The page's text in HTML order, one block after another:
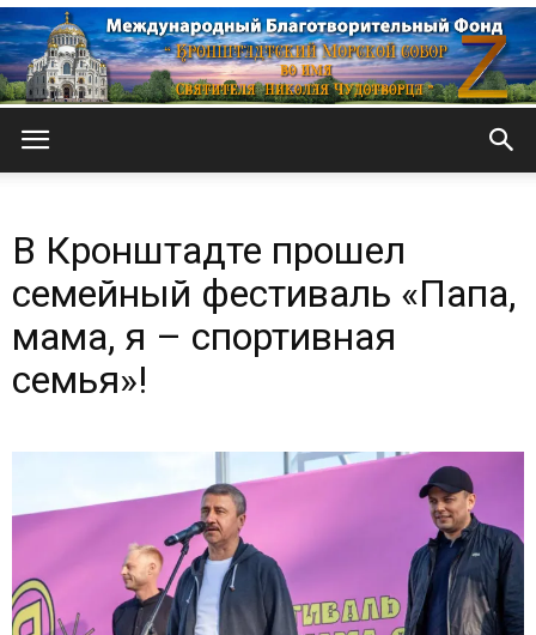
Морской
В Кронштадте прошел
семейный фестиваль «Папа,
мама, я – спортивная
семья»!